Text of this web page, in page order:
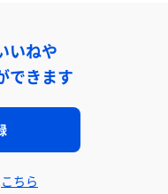
いねや
できます
こちら